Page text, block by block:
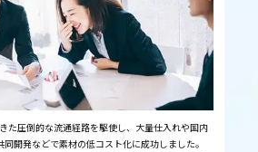
た圧倒的な流通経路を駆使し、大量仕入れや国内
開発などで素材の低コスト化に成功しました。